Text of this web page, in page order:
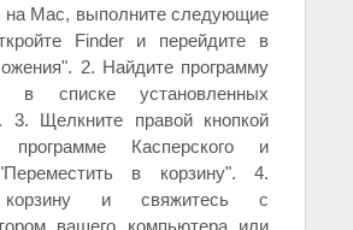
на Mac, выполните следующие
Finder и перейдите в
2. Найдите программу
в списке установленных
3. Щелкните правой кнопкой
Касперского и
в корзину". 4.
корзину и свяжитесь с